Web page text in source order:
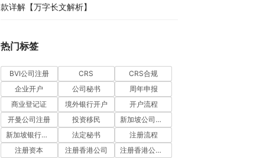
款详解【万字长文解析】
热门标签
BVI公司注册 CRS
CRS合规
企业开户
公司秘书
周年申报
商业登记证
境外银行开户
开户流程
开曼公司注册
投资移民
新加坡公司注册
新加坡银行开户
法定秘书
注册流程
注册资本
注册香港公司
注册香港公司流程